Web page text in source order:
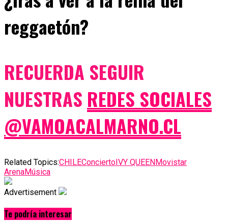
reggaetón?
RECUERDA SEGUIR
NUESTRAS REDES SOCIALES
@VAMOACALMARNO.CL
Related Topics:CHILEConciertoIVY QUEENMovistar
ArenaMúsica
Advertisement
Te podría interesar